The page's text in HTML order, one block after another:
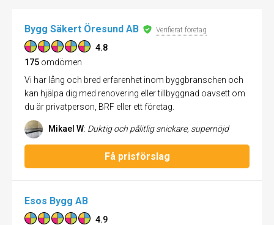
Bygg Säkert Öresund AB Verifierat företag
4.8
175 omdömen
Vi har lång och bred erfarenhet inom byggbranschen och
kan hjälpa dig med renovering eller tillbyggnad oavsett om
du är privatperson, BRF eller ett företag.
Mikael W: Duktig och pålitlig snickare, supernöjd
Få prisförslag
Esos Bygg AB
4.9